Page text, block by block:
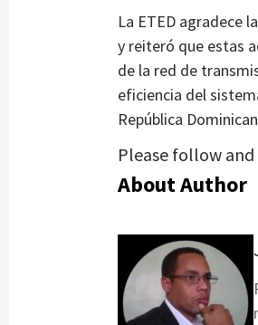
La ETED agradece
y reiteró que estas
de la red de
eficiencia del
República
Please follow
About Author